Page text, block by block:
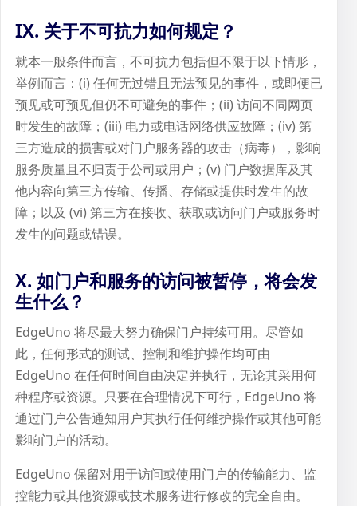
IX. 关于不可抗力如何规定？
就本一般条件而言，不可抗力包括但不限于以下情形，
举例而言：(i) 任何无过错且无法预见的事件，或即便已
预见或可预见但仍不可避免的事件；(ii) 访问不同网页
时发生的故障；(iii) 电力或电话网络供应故障；(iv) 第
三方造成的损害或对门户服务器的攻击（病毒），影响
服务质量且不归责于公司或用户；(v) 门户数据库及其
他内容向第三方传输、传播、存储或提供时发生的故
障；以及 (vi) 第三方在接收、获取或访问门户或服务时
发生的问题或错误。
X. 如门户和服务的访问被暂停，将会发
生什么？
EdgeUno 将尽最大努力确保门户持续可用。尽管如
此，任何形式的测试、控制和维护操作均可由
EdgeUno 在任何时间自由决定并执行，无论其采用何
种程序或资源。只要在合理情况下可行，EdgeUno 将
通过门户公告通知用户其执行任何维护操作或其他可能
影响门户的活动。
EdgeUno 保留对用于访问或使用门户的传输能力、监
控能力或其他资源或技术服务进行修改的完全自由。